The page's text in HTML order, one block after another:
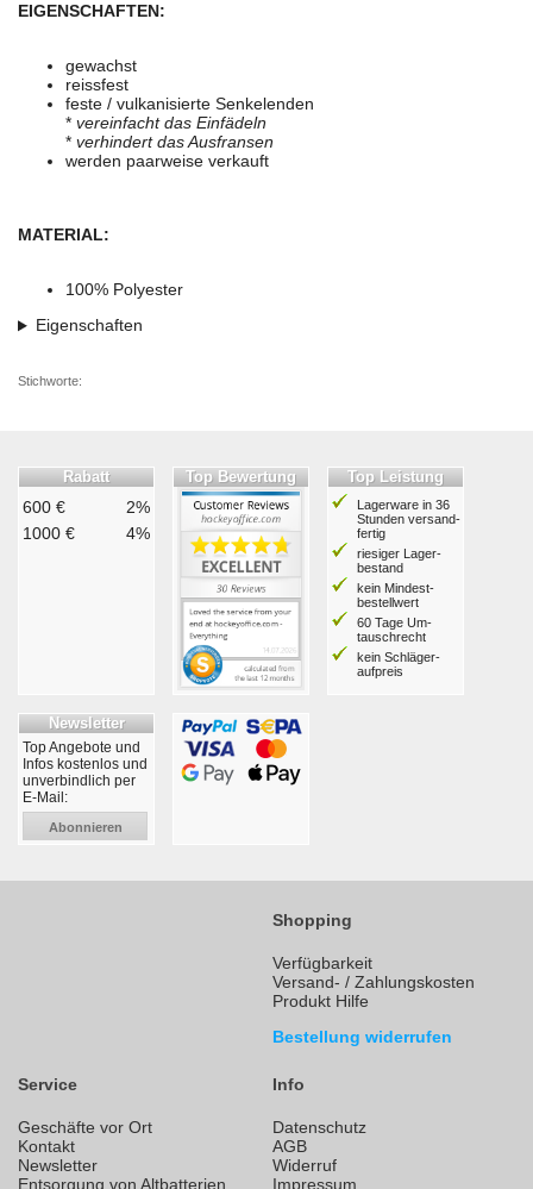
EIGENSCHAFTEN:
gewachst
reissfest
feste / vulkanisierte Senkelenden
* vereinfacht das Einfädeln
* verhindert das Ausfransen
werden paarweise verkauft
MATERIAL:
100% Polyester
Eigenschaften
Stichworte:
Rabatt
600 €
2%
1000 €
4%
Top Bewertung Top Leistung
Lagerware in 36
Stunden ver­sand­
fertig
riesiger Lager­
bestand
kein Mindest­
bestell­wert
60 Tage Um­
tausch­recht
kein Schläger­
aufpreis
Newsletter
Top Angebote und
Infos kostenlos und
unverbindlich per
E-Mail:
Abonnieren
Shopping
Verfügbarkeit
Versand- / Zahlungskosten
Produkt Hilfe
Bestellung widerrufen
Service
Geschäfte vor Ort
Kontakt
Newsletter
Entsorgung von Altbatterien
Info
Datenschutz
AGB
Widerruf
Impressum